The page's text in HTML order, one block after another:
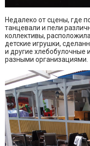
Недалеко от сцены, где
танцевали и пели
коллективы,
детские игрушки,
и другие хлебобулочные
разными организациями.